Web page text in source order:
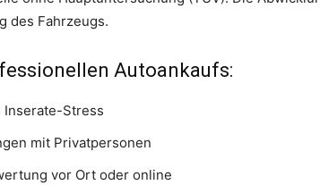
des Fahrzeugs.
Autoankaufs:
Inserate-Stress
mit Privatpersonen
vor Ort oder online